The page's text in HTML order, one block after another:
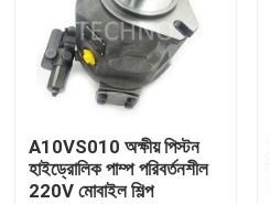
A10VS010 অক্ষীয় পিস্টন
হাইড্রোলিক পাম্প পরিবর্তনশীল
220V মোবাইল শিল্প